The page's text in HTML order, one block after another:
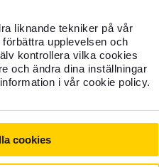
liknande tekniker på vår
upplevelsen och
kontrollera vilka cookies
och ändra dina inställningar
i vår cookie policy.
cookies
skiljer
du ser på
Google.